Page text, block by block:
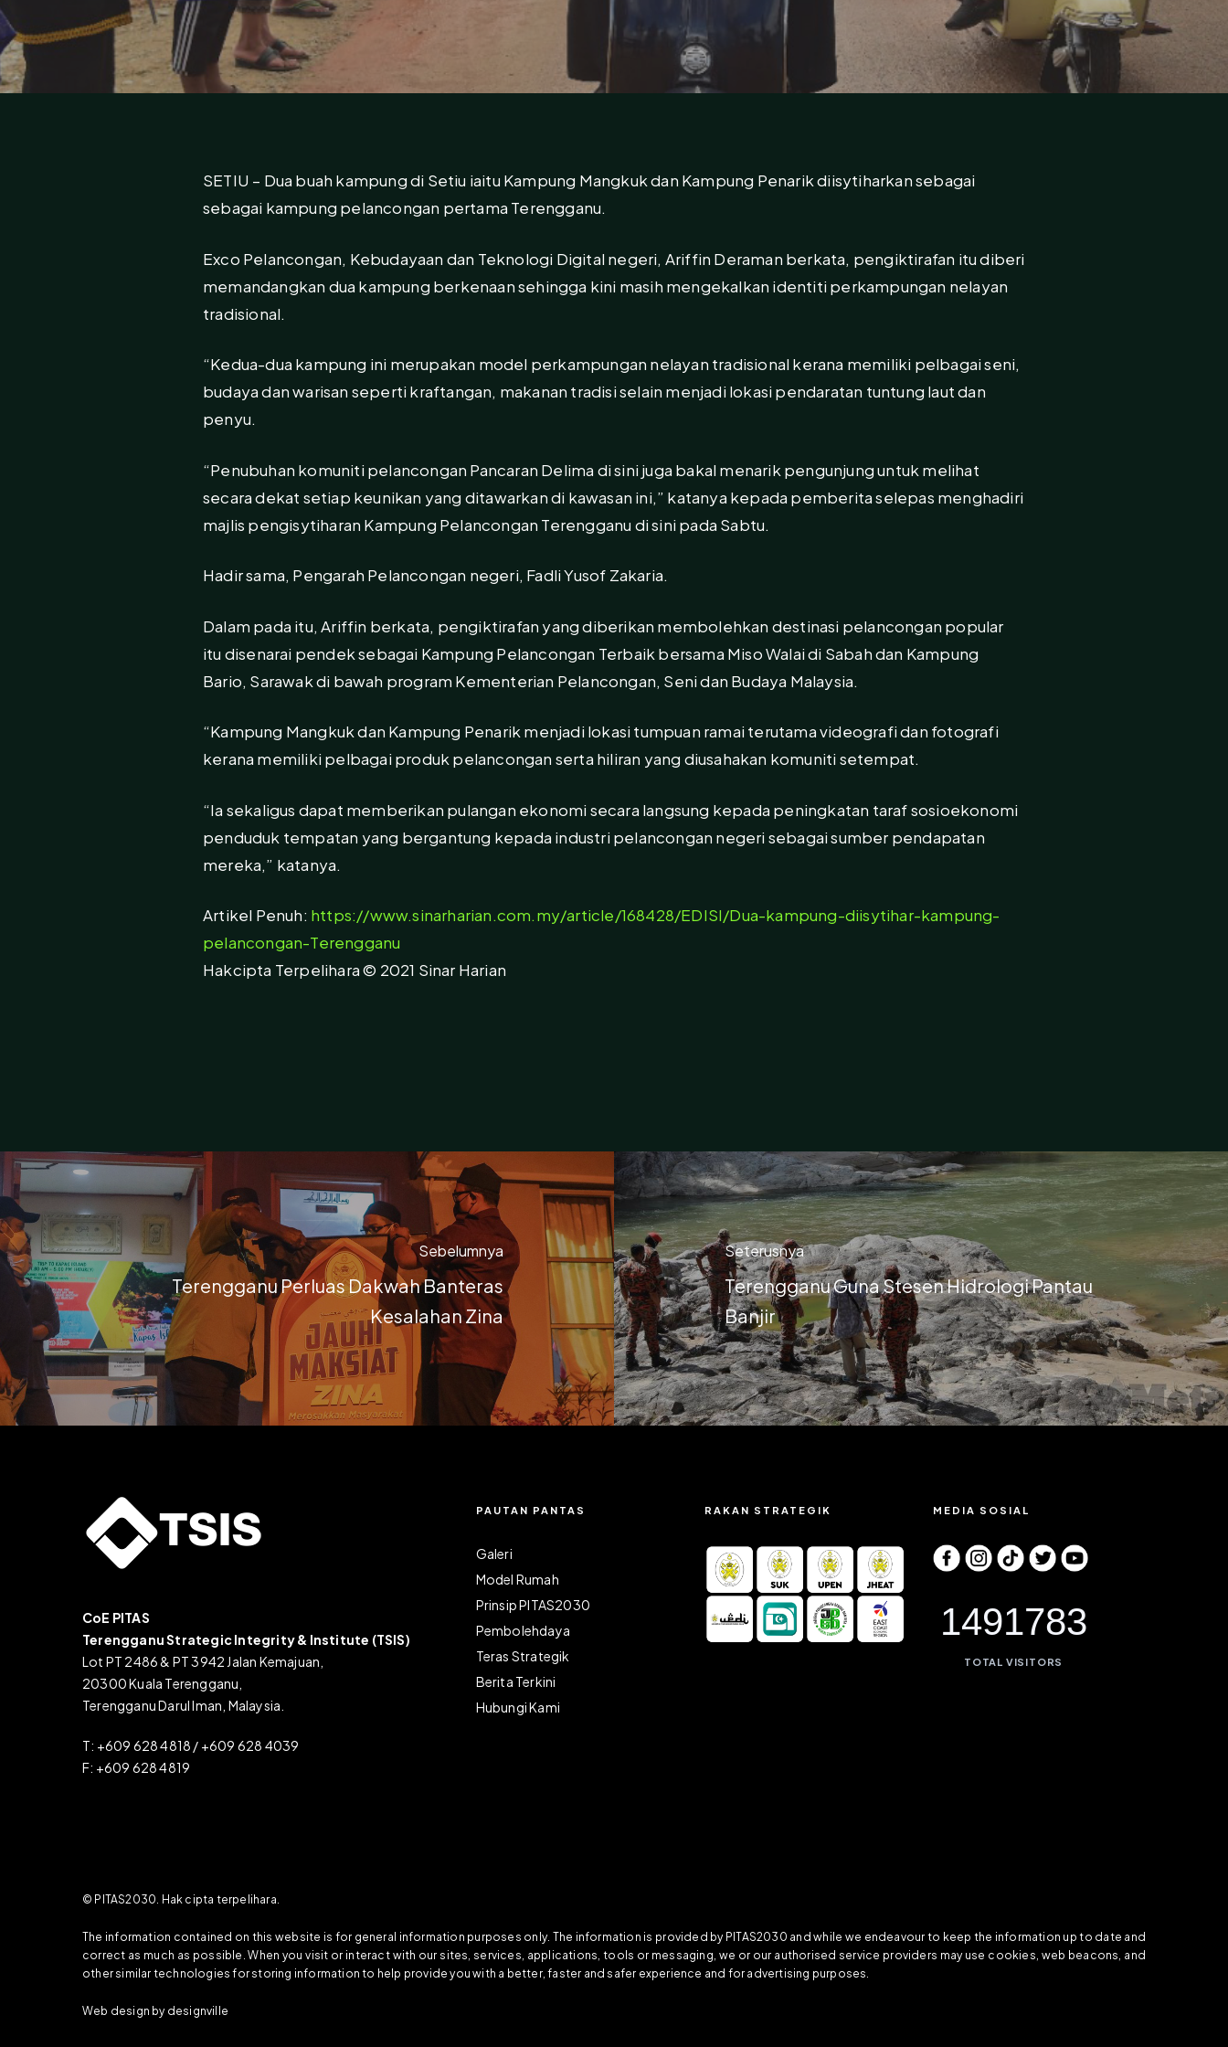
SETIU – Dua buah kampung di Setiu iaitu Kampung Mangkuk dan Kampung Penarik diisytiharkan sebagai
sebagai kampung pelancongan pertama Terengganu.
Exco Pelancongan, Kebudayaan dan Teknologi Digital negeri, Ariffin Deraman berkata, pengiktirafan itu diberi
memandangkan dua kampung berkenaan sehingga kini masih mengekalkan identiti perkampungan nelayan
tradisional.
“Kedua-dua kampung ini merupakan model perkampungan nelayan tradisional kerana memiliki pelbagai seni,
budaya dan warisan seperti kraftangan, makanan tradisi selain menjadi lokasi pendaratan tuntung laut dan
penyu.
“Penubuhan komuniti pelancongan Pancaran Delima di sini juga bakal menarik pengunjung untuk melihat
secara dekat setiap keunikan yang ditawarkan di kawasan ini,” katanya kepada pemberita selepas menghadiri
majlis pengisytiharan Kampung Pelancongan Terengganu di sini pada Sabtu.
Hadir sama, Pengarah Pelancongan negeri, Fadli Yusof Zakaria.
Dalam pada itu, Ariffin berkata, pengiktirafan yang diberikan membolehkan destinasi pelancongan popular
itu disenarai pendek sebagai Kampung Pelancongan Terbaik bersama Miso Walai di Sabah dan Kampung
Bario, Sarawak di bawah program Kementerian Pelancongan, Seni dan Budaya Malaysia.
“Kampung Mangkuk dan Kampung Penarik menjadi lokasi tumpuan ramai terutama videografi dan fotografi
kerana memiliki pelbagai produk pelancongan serta hiliran yang diusahakan komuniti setempat.
“Ia sekaligus dapat memberikan pulangan ekonomi secara langsung kepada peningkatan taraf sosioekonomi
penduduk tempatan yang bergantung kepada industri pelancongan negeri sebagai sumber pendapatan
mereka,” katanya.
Artikel Penuh: https://www.sinarharian.com.my/article/168428/EDISI/Dua-kampung-diisytihar-kampung-
pelancongan-Terengganu
Hakcipta Terpelihara © 2021 Sinar Harian
Sebelumnya
Terengganu Perluas Dakwah Banteras
Kesalahan Zina
Seterusnya
Terengganu Guna Stesen Hidrologi Pantau
Banjir
CoE PITAS
Terengganu Strategic Integrity & Institute (TSIS)
Lot PT 2486 & PT 3942 Jalan Kemajuan,
20300 Kuala Terengganu,
Terengganu Darul Iman, Malaysia.
T: +609 628 4818 / +609 628 4039
F: +609 628 4819
PAUTAN PANTAS
Galeri
Model Rumah
Prinsip PITAS2030
Pembolehdaya
Teras Strategik
Berita Terkini
Hubungi Kami
RAKAN STRATEGIK MEDIA SOSIAL
1491783
TOTAL VISITORS
© PITAS2030. Hak cipta terpelihara.
The information contained on this website is for general information purposes only. The information is provided by PITAS2030 and while we endeavour to keep the information up to date and
correct as much as possible. When you visit or interact with our sites, services, applications, tools or messaging, we or our authorised service providers may use cookies, web beacons, and
other similar technologies for storing information to help provide you with a better, faster and safer experience and for advertising purposes.
Web design by designville